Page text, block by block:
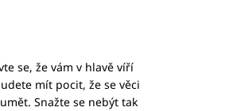
se, že vám v hlavě víří
mít pocit, že se věci
Snažte se nebýt tak